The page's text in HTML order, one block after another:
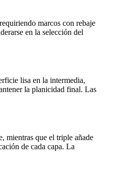
marcos con rebaje
en la selección del
lisa en la intermedia,
la planicidad final. Las
mientras que el triple añade
de cada capa. La